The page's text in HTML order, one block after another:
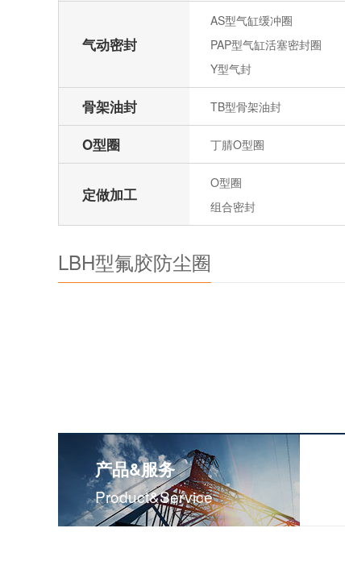
气动密封
AS型气缸缓冲圈
PAP型气缸活塞密封圈
Y型气封
骨架油封 TB型骨架油封
O型圈 丁腈O型圈
定做加工
O型圈
组合密封
LBH型氟胶防尘圈
产品&服务
Product&service